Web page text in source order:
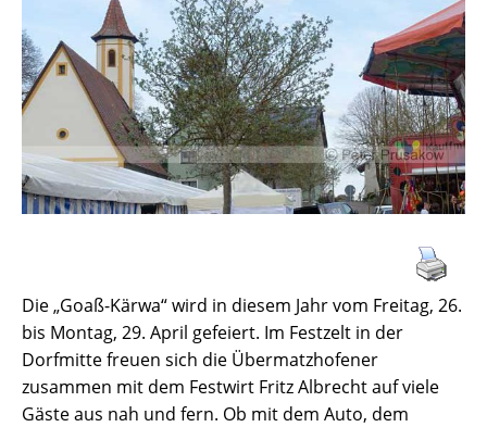
Die „Goaß-Kärwa“ wird in diesem Jahr vom Freitag, 26.
bis Montag, 29. April gefeiert. Im Festzelt in der
Dorfmitte freuen sich die Übermatzhofener
zusammen mit dem Festwirt Fritz Albrecht auf viele
Gäste aus nah und fern. Ob mit dem Auto, dem